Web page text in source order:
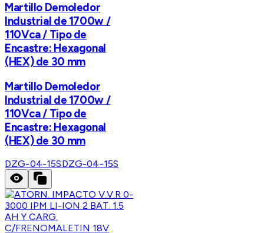
Martillo Demoledor
Industrial de 1700w /
110Vca / Tipo de
Encastre: Hexagonal
(HEX) de 30 mm
Martillo Demoledor
Industrial de 1700w /
110Vca / Tipo de
Encastre: Hexagonal
(HEX) de 30 mm
DZG-04-15SDZG-04-15S